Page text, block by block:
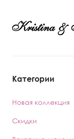
Категории
Новая коллекция
Скидки